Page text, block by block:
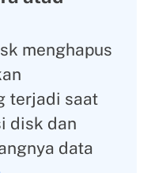
menghapus
terjadi saat
disk dan
data